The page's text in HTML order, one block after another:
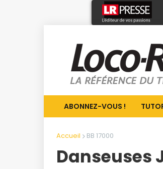
ABONNEZ-VOUS !
Accueil BB 17000
Danseuses